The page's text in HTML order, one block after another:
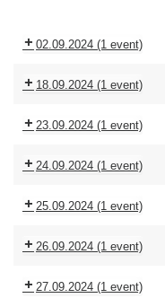
02.09.2024 (1 event)
18.09.2024 (1 event)
23.09.2024 (1 event)
24.09.2024 (1 event)
25.09.2024 (1 event)
26.09.2024 (1 event)
27.09.2024 (1 event)